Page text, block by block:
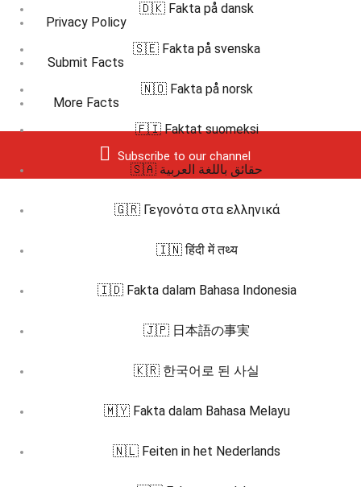
Privacy Policy
Submit Facts
More Facts
Subscribe to our channel
🇩🇰 Fakta på dansk
🇸🇪 Fakta på svenska
🇳🇴 Fakta på norsk
🇫🇮 Faktat suomeksi
🇸🇦 حقائق باللغة العربية
🇬🇷 Γεγονότα στα ελληνικά
🇮🇳 हिंदी में तथ्य
🇮🇩 Fakta dalam Bahasa Indonesia
🇯🇵 日本語の事実
🇰🇷 한국어로 된 사실
🇲🇾 Fakta dalam Bahasa Melayu
🇳🇱 Feiten in het Nederlands